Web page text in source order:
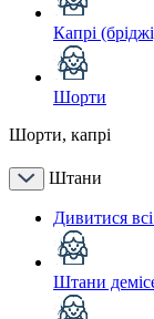
Капрі
Шорти
Шорти, капрі
Штани
Дивитися
Штани